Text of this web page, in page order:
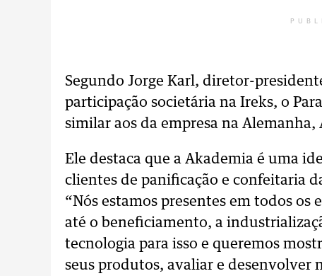
Segundo Jorge Karl, diretor-
participação societária na Ireks, o
similar aos da empresa na Alemanha,
Ele destaca que a Akademia é uma
clientes de panificação e confeitaria
“Nós estamos presentes em todos os
até o beneficiamento, a
tecnologia para isso e queremos
seus produtos, avaliar e desenvolver